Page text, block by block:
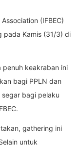
(IFBEC)
pada Kamis (31/3) di
penuh keakraban ini
bagi PPLN dan
segar bagi pelaku
gathering ini
untuk